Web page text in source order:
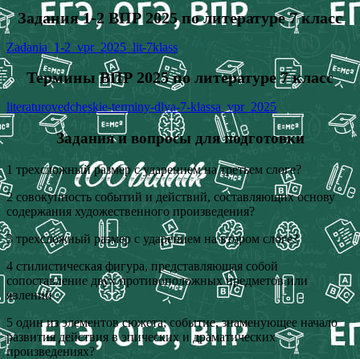
Задания 1-2 ВПР 2025 по литературе 7 класс
Zadania_1-2_vpr_2025_lit-7klass
Термины ВПР 2025 по литературе 7 класс
literaturovedcheskie-terminy-dlya-7-klassa_vpr_2025
Задания и вопросы для подготовки
1 трехсложный размер с ударением на третьем слоге?
2 совокупность событий и действий, составляющих основу
содержания художественного произведения?
3 трехсложный размер с ударением на втором слоге?
4 стилистическая фигура, представляющая собой
сопоставление двух противоположных предметов или
явлений
5 один из элементов сюжета; событие, знаменующее начало
развития действия в эпических и драматических
произведениях?